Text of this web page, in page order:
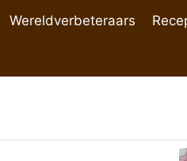
Wereldverbeteraars